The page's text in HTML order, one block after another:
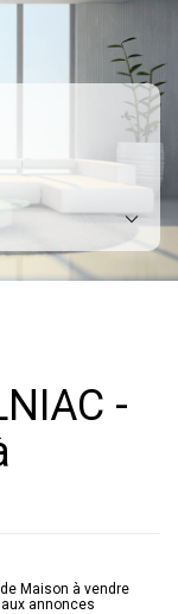
Maison à vendre
aux annonces